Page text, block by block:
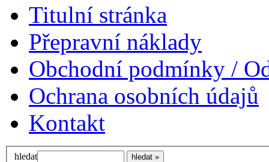
Titulní stránka
Přepravní náklady
Obchodní podmínky /
Ochrana osobních údajů
Kontakt
hledat